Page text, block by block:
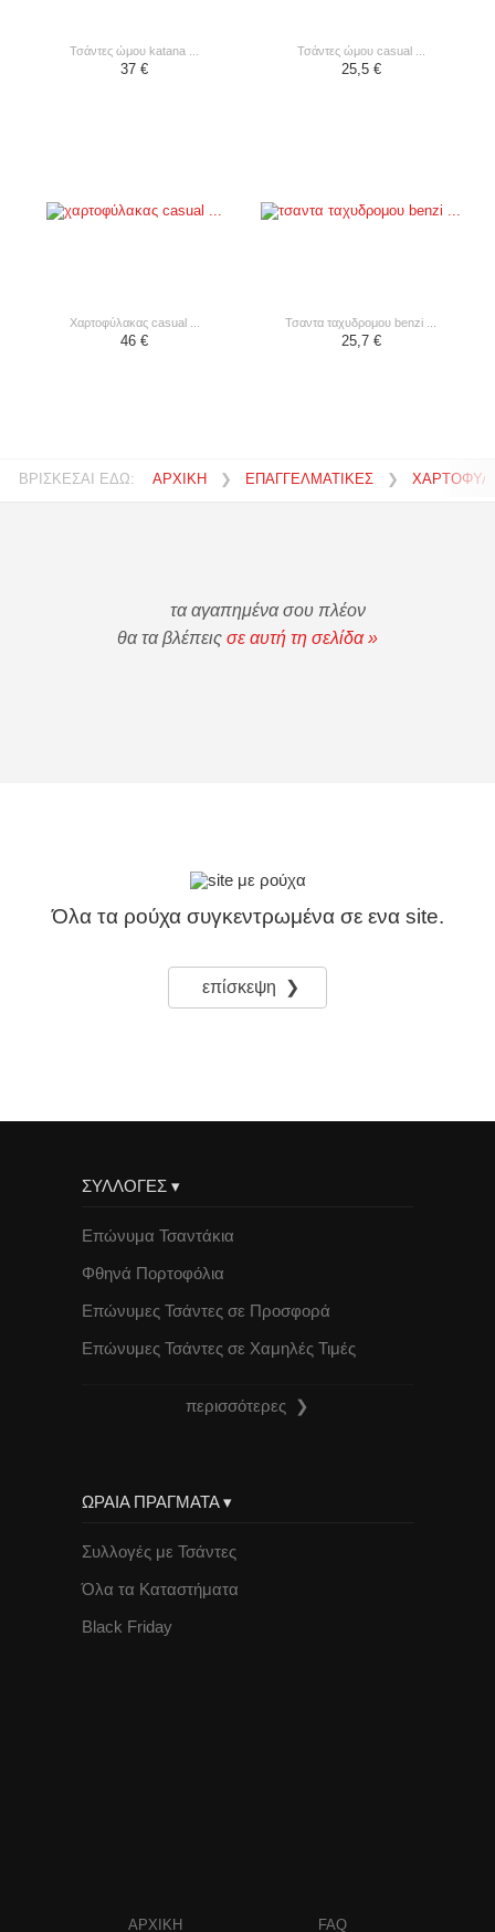
τσάντες ώμου katana ...
37 €
τσάντες ώμου casual ...
25,5 €
χαρτοφύλακας casual ...
46 €
τσαντα ταχυδρομου benzi ...
25,7 €
ΒΡΙΣΚΕΣΑΙ ΕΔΩ: ΑΡΧΙΚΗ ❯ ΕΠΑΓΓΕΛΜΑΤΙΚΕΣ ❯
τα αγαπημένα σου πλέον
θα τα βλέπεις σε αυτή τη σελίδα »
Όλα τα ρούχα συγκεντρωμένα σε ενα site.
επίσκεψη ❯
ΣΥΛΛΟΓΕΣ ▾
Επώνυμα Τσαντάκια
Φθηνά Πορτοφόλια
Επώνυμες Τσάντες σε Προσφορά
Επώνυμες Τσάντες σε Χαμηλές Τιμές
περισσότερες ❯
ΩΡΑΙΑ ΠΡΑΓΜΑΤΑ ▾
Συλλογές με Τσάντες
Όλα τα Καταστήματα
Black Friday
ΑΡΧΙΚΗ FAQ